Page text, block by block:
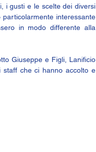
i gusti e le scelte dei diversi
interessante
in modo differente alla
Giuseppe e Figli, Lanificio
staff che ci hanno accolto e